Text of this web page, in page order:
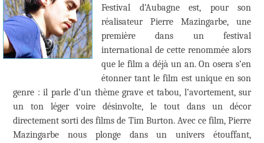
Festival d’Aubagne est, pour son
réalisateur Pierre Mazingarbe, une
première dans un festival
international de cette renommée alors
que le film a déjà un an. On osera s’en
étonner tant le film est unique en son
genre : il parle d’un thème grave et tabou, l’avortement, sur
un ton léger voire désinvolte, le tout dans un décor
directement sorti des films de Tim Burton. Avec ce film, Pierre
Mazingarbe nous plonge dans un univers étouffant,